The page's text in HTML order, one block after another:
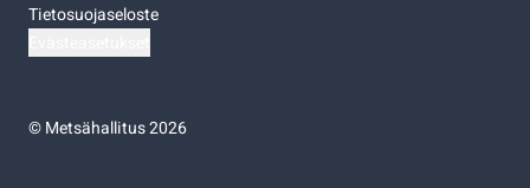
Tietosuojaseloste
©Metsähallitus 2026